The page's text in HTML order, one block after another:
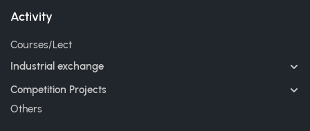
Activity
Courses/Lect
Industrial exchange
Competition Projects
Others